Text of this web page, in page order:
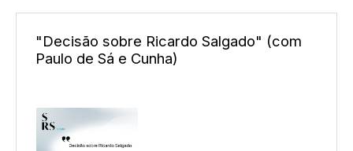
"Decisão sobre Ricardo Salgado" (com
Paulo de Sá e Cunha)